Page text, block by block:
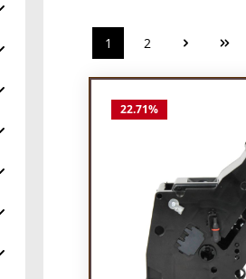
Seite
1 Seite
2
22.71%